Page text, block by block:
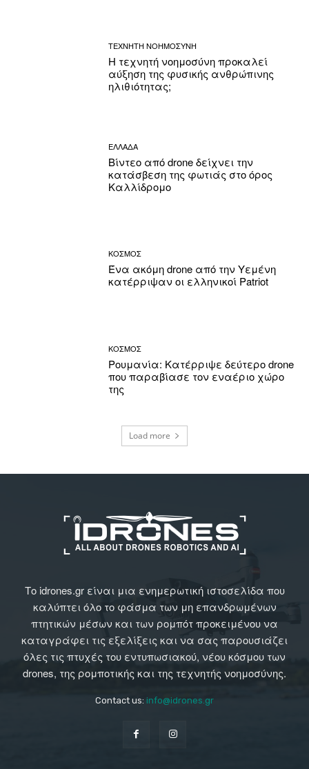
ΤΕΧΝΗΤΗ ΝΟΗΜΟΣΥΝΗ
Η τεχνητή νοημοσύνη προκαλεί
αύξηση της φυσικής ανθρώπινης
ηλιθιότητας;
ΕΛΛΑΔΑ
Βίντεο από drone δείχνει την
κατάσβεση της φωτιάς στο όρος
Καλλίδρομο
ΚΟΣΜΟΣ
Ένα ακόμη drone από την Υεμένη
κατέρριψαν οι ελληνικοί Patriot
ΚΟΣΜΟΣ
Ρουμανία: Κατέρριψε δεύτερο drone
που παραβίασε τον εναέριο χώρο
της
Load more
Το idrones.gr είναι μια ενημερωτική ιστοσελίδα που
καλύπτει όλο το φάσμα των μη επανδρωμένων
πτητικών μέσων και των ρομπότ προκειμένου να
καταγράφει τις εξελίξεις και να σας παρουσιάζει
όλες τις πτυχές του εντυπωσιακού, νέου κόσμου των
drones, της ρομποτικής και της τεχνητής νοημοσύνης.
Contact us: info@idrones.gr